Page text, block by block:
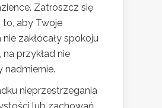
Zatroszcz się
to, aby Twoje
zakłócały spokoju
na przykład nie
nadmiernie.
nieprzestrzegania